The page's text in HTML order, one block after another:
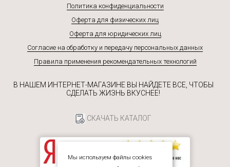
Политика конфиденциальности
Оферта для физических лиц
Оферта для юридических лиц
Согласие на обработку и передачу персональных данных
Правила применения рекомендательных технологий
В НАШЕМ ИНТЕРНЕТ-МАГАЗИНЕ ВЫ НАЙДЕТЕ ВСЕ, ЧТОБЫ
СДЕЛАТЬ ЖИЗНЬ ВКУСНЕЕ!
СКАЧАТЬ КАТАЛОГ
Мы используем файлы cookies